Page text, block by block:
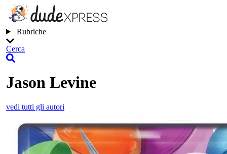
Rubriche
Cerca
Jason Levine
vedi tutti gli autori